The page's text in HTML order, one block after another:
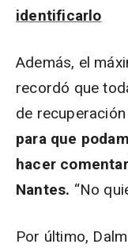
identificarlo
Además, el
recordó que
de recuperación
para que
hacer
Nantes. “No
Por último,